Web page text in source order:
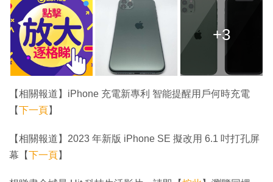
+3
【相關報道】iPhone 充電新專利 智能提醒用戶何時充電
【下一頁】
【相關報道】2023 年新版 iPhone SE 擬改用 6.1 吋打孔屏
幕【下一頁】